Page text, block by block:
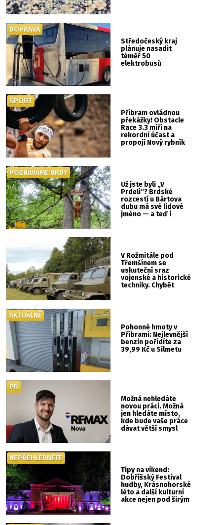
Středočeský kraj
plánuje nasadit
téměř 50
elektrobusů
DOPRAVA
Příbram ovládnou
překážky! Obstacle
Race 3.3 míří na
rekordní účast a
propojí Nový rybník
SPORT
Už jste byli „V
Prdeli“? Brdské
rozcestí u Bártova
dubu má své lidové
jméno — a teď i
POZNÁVÁME BRDY
V Rožmitále pod
Třemšínem se
uskuteční sraz
vojenské a historické
techniky. Chybět
Pohonné hmoty v
Příbrami: Nejlevnější
benzin pořídíte za
39,99 Kč u Silmetu
AKTUÁLNĚ
Možná nehledáte
novou práci. Možná
jen hledáte místo,
kde bude vaše práce
dávat větší smysl
PR
Tipy na víkend:
Dobříšský Festival
hudby, Krásnohorské
léto a další kulturní
akce nejen pod širým
NEPŘEHLÉDNĚTE